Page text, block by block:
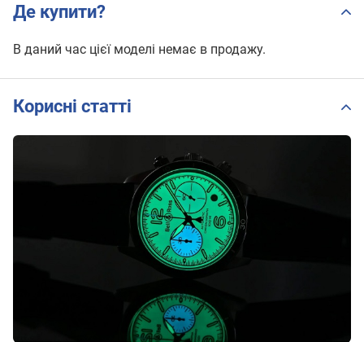
Де купити?
В даний час цієї моделі немає в продажу.
Корисні статті